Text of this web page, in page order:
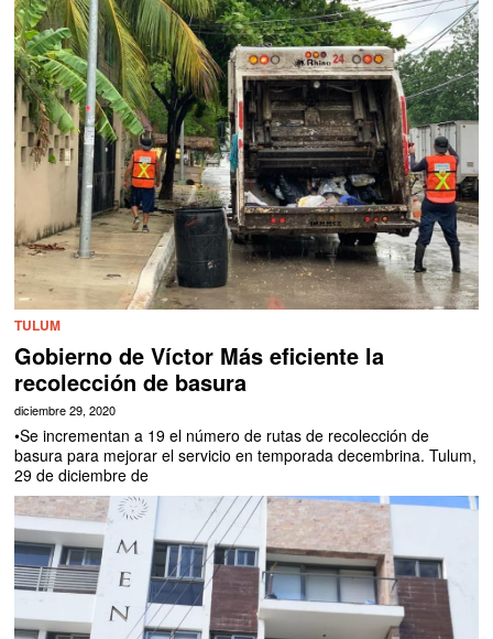
TULUM
Gobierno de Víctor Más eficiente la
recolección de basura
diciembre 29, 2020
•Se incrementan a 19 el número de rutas de recolección de
basura para mejorar el servicio en temporada decembrina. Tulum,
29 de diciembre de